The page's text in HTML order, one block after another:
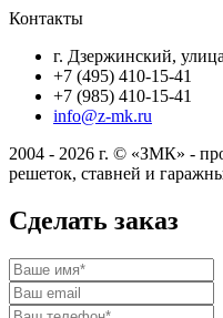
Контакты
г. Дзержинский,
+7 (495) 410-15-41
+7 (985) 410-15-41
info@z-mk.ru
2004 - 2026 г. © «ЗМК» -
решеток, ставней и
Сделать заказ